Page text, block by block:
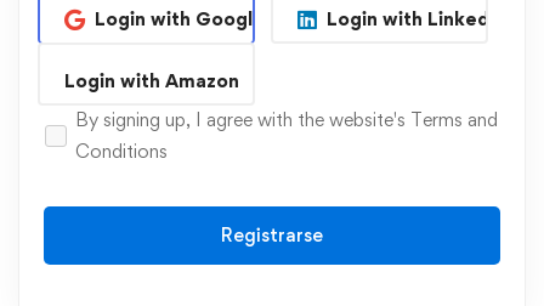
Login with Google Login with Linkedin
Login with Amazon
By signing up, I agree with the website's Terms and
Conditions
Registrarse